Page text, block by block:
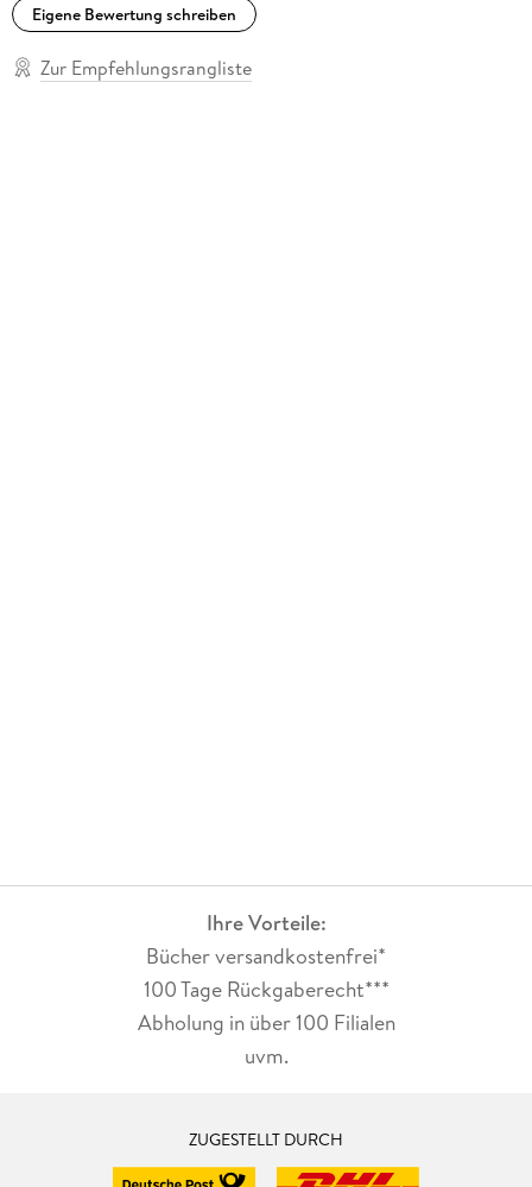
Eigene Bewertung schreiben
Zur Empfehlungsrangliste
Ihre Vorteile:
Bücher versandkostenfrei*
100 Tage Rückgaberecht***
Abholung in über 100 Filialen
uvm.
ZUGESTELLT DURCH